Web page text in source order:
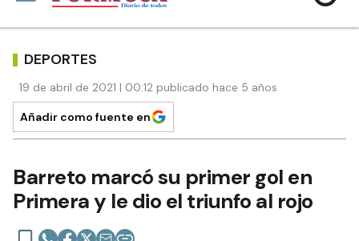
DEPORTES
19 de abril de 2021 | 00:12 publicado hace 5 años
Añadir como fuente en
Barreto marcó su primer gol en
Primera y le dio el triunfo al rojo